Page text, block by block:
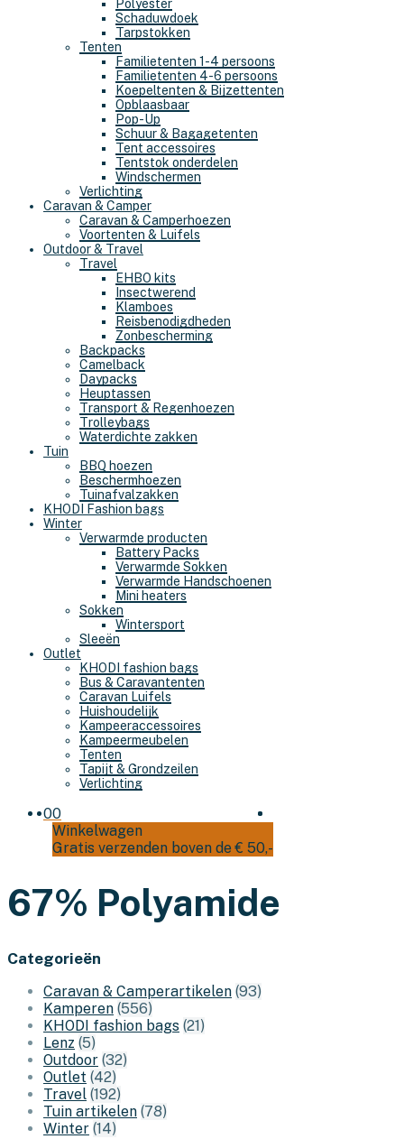
Polyester
Schaduwdoek
Tarpstokken
Tenten
Familietenten 1-4 persoons
Familietenten 4-6 persoons
Koepeltenten & Bijzettenten
Opblaasbaar
Pop-Up
Schuur & Bagagetenten
Tent accessoires
Tentstok onderdelen
Windschermen
Verlichting
Caravan & Camper
Caravan & Camperhoezen
Voortenten & Luifels
Outdoor & Travel
Travel
EHBO kits
Insectwerend
Klamboes
Reisbenodigdheden
Zonbescherming
Backpacks
Camelback
Daypacks
Heuptassen
Transport & Regenhoezen
Trolleybags
Waterdichte zakken
Tuin
BBQ hoezen
Beschermhoezen
Tuinafvalzakken
KHODI Fashion bags
Winter
Verwarmde producten
Battery Packs
Verwarmde Sokken
Verwarmde Handschoenen
Mini heaters
Sokken
Wintersport
Sleeën
Outlet
KHODI fashion bags
Bus & Caravantenten
Caravan Luifels
Huishoudelijk
Kampeeraccessoires
Kampeermeubelen
Tenten
Tapijt & Grondzeilen
Verlichting
00
Winkelwagen
Gratis verzenden boven de € 50,-
67% Polyamide
Categorieën
Caravan & Camperartikelen (93)
Kamperen (556)
KHODI fashion bags (21)
Lenz (5)
Outdoor (32)
Outlet (42)
Travel (192)
Tuin artikelen (78)
Winter (14)